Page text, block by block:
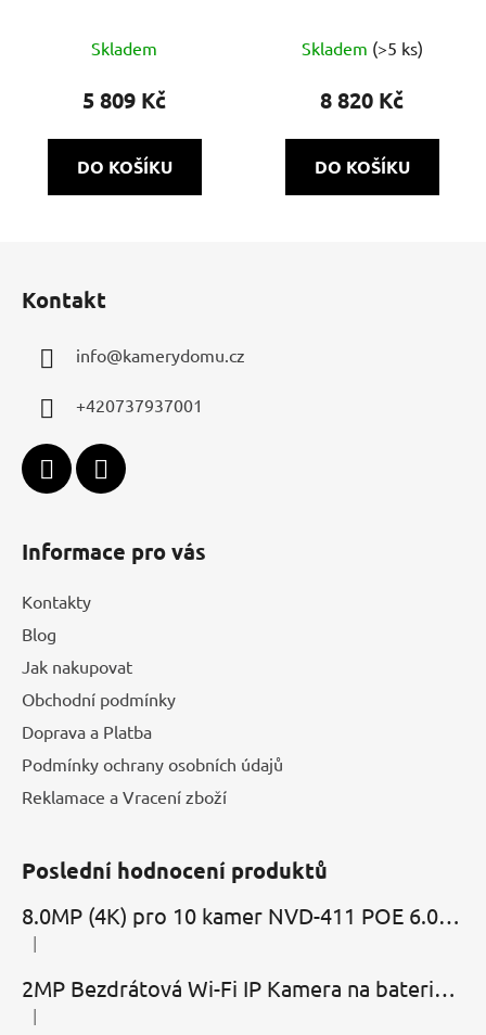
Skladem
5 809 Kč
DO KOŠÍKU
Skladem (>5 ks)
8 820 Kč
DO KOŠÍKU
Kontakt
info@kamerydomu.cz
+420737937001
Informace pro vás
Kontakty
Blog
Jak nakupovat
Obchodní podmínky
Doprava a Platba
Podmínky ochrany osobních údajů
Reklamace a Vracení zboží
Poslední hodnocení produktů
8.0MP (4K) pro 10 kamer NVD-411 POE 6.0 Cloud
Hodnocení produktu je 5 z 5 hvězdiček.
|
2MP Bezdrátová Wi-Fi IP Kamera na baterie MBC-Cubic s mikrofonem, reproduktorem a slotem microSD
Hodnocení produktu je 2 z 5 hvězdiček.
|